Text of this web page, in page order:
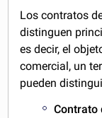
Los contratos
distinguen
es decir, el
comercial, un
pueden
Contrato